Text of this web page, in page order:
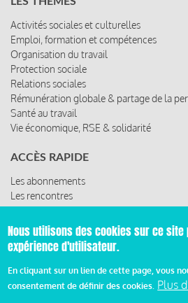
Activités sociales et culturelles
Emploi, formation et compétences
Organisation du travail
Protection sociale
Relations sociales
Rémunération globale & partage de la
Santé au travail
Vie économique, RSE & solidarité
ACCÈS RAPIDE
Les abonnements
Les rencontres
Les ressources
© 2019 Miroir Social -
Nous utilisons des cookies sur ce
expérience d'utilisateur.
En cliquant sur un lien de cette page, vous
consentement de définir des cookies. Plus